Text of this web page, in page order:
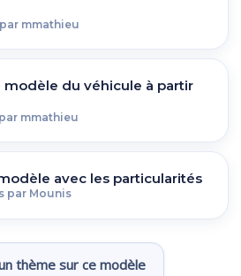
mmathieu
modèle du véhicule à partir
mmathieu
avec les particularités
par Mounis
thème sur ce modèle